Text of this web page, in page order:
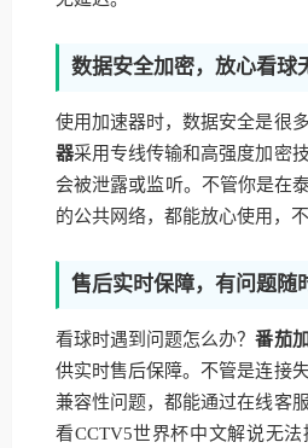
数据安全加密，放心看球
使用加速器时，数据安全是很
器采用专线传输和高强度加密
会被泄露或监听。不管你是在
的公共网络，都能放心使用，
售后实时保障，有问题随
看球时遇到问题怎么办？番茄
供实时售后保障。不管是连接
兼容性问题，都能通过在线客
看CCTV5世界杯中文解说无法